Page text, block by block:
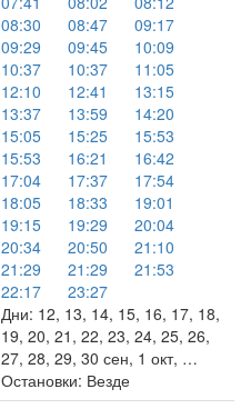
08:30
08:47
09:17
09:29
09:45
10:09
10:37
10:37
11:05
12:10
12:41
13:15
13:37
13:59
14:20
15:05
15:25
15:53
15:53
16:21
16:42
17:04
17:37
17:54
18:05
18:33
19:01
19:15
19:29
20:04
20:34
20:50
21:10
21:29
21:29
21:53
22:17
23:27
Дни: 12, 13, 14, 15, 16, 17, 18,
19, 20, 21, 22, 23, 24, 25, 26,
27, 28, 29, 30 сен, 1 окт, …
Остановки: Везде